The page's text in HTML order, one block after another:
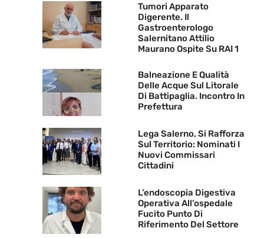
Tumori Apparato
Digerente. Il
Gastroenterologo
Salernitano Attilio
Maurano Ospite Su RAI 1
Balneazione E Qualità
Delle Acque Sul Litorale
Di Battipaglia. Incontro In
Prefettura
Lega Salerno, Si Rafforza
Sul Territorio: Nominati I
Nuovi Commissari
Cittadini
L’endoscopia Digestiva
Operativa All’ospedale
Fucito Punto Di
Riferimento Del Settore